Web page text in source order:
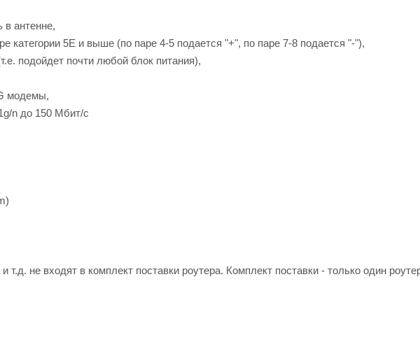
в антенне,
категории 5E и выше (по паре 4-5 подается "+", по паре 7-8 подается "-"),
подойдет почти любой блок питания),
модемы,
n до 150 Мбит/с
не входят в комплект поставки роутера. Комплект поставки - только один